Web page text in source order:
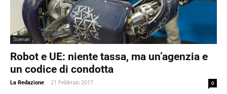
Scenari
Robot e UE: niente tassa, ma un’agenzia e
un codice di condotta
La Redazione - 21 Febbraio 2017 0